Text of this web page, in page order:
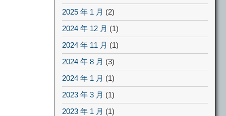
2025 年 1 月 (2)
2024 年 12 月 (1)
2024 年 11 月 (1)
2024 年 8 月 (3)
2024 年 1 月 (1)
2023 年 3 月 (1)
2023 年 1 月 (1)